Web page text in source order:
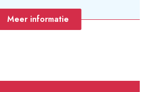
Meer informatie